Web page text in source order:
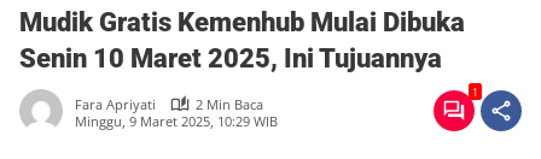
Mudik Gratis Kemenhub Mulai Dibuka
Senin 10 Maret 2025, Ini Tujuannya
Fara Apriyati
2 Min Baca
Minggu, 9 Maret 2025, 10:29 WIB
1